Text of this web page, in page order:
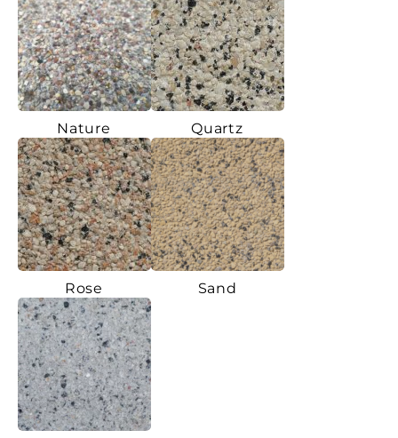
Nature Quartz
Rose Sand